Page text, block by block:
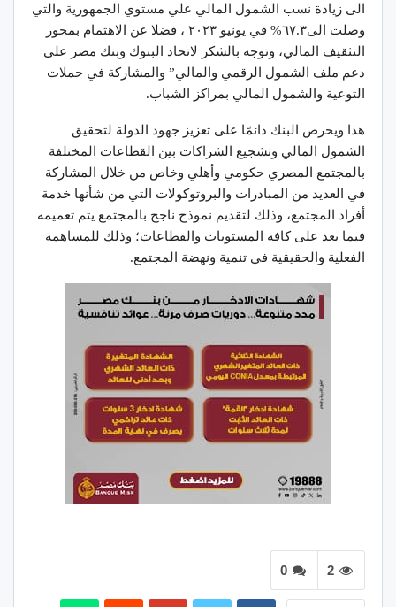
الى زيادة نسب الشمول المالي علي مستوي الجمهورية والتي
وصلت الى٦٧.٣% في يونيو ٢٠٢٣ ، فضلا عن الاهتمام بمحور
التثقيف المالي، وتوجه بالشكر لاتحاد البنوك وبنك مصر على
دعم ملف الشمول الرقمي والمالي” والمشاركة في حملات
التوعية والشمول المالي بمراكز الشباب.
هذا ويحرص البنك دائمًا على تعزيز جهود الدولة لتحقيق
الشمول المالي وتشجيع الشراكات بين القطاعات المختلفة
بالمجتمع المصري حكومي وأهلي وخاص من خلال المشاركة
في العديد من المبادرات والبروتوكولات التي من شأنها خدمة
أفراد المجتمع، وذلك لتقديم نموذج ناجح بالمجتمع يتم تعميمه
فيما بعد على كافة المستويات والقطاعات؛ وذلك للمساهمة
الفعلية والحقيقية في تنمية ونهضة المجتمع.
0 2